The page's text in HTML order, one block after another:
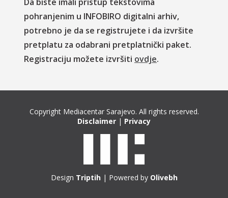
pohranjenim u INFOBIRO digitalni arhiv,
potrebno je da se registrujete i da izvršite
pretplatu za odabrani pretplatnički paket.
Registraciju možete izvršiti ovdje.
Copyright Mediacentar Sarajevo. All rights reserved.
Disclaimer | Privacy
Design Triptih| Powered by Olivebh